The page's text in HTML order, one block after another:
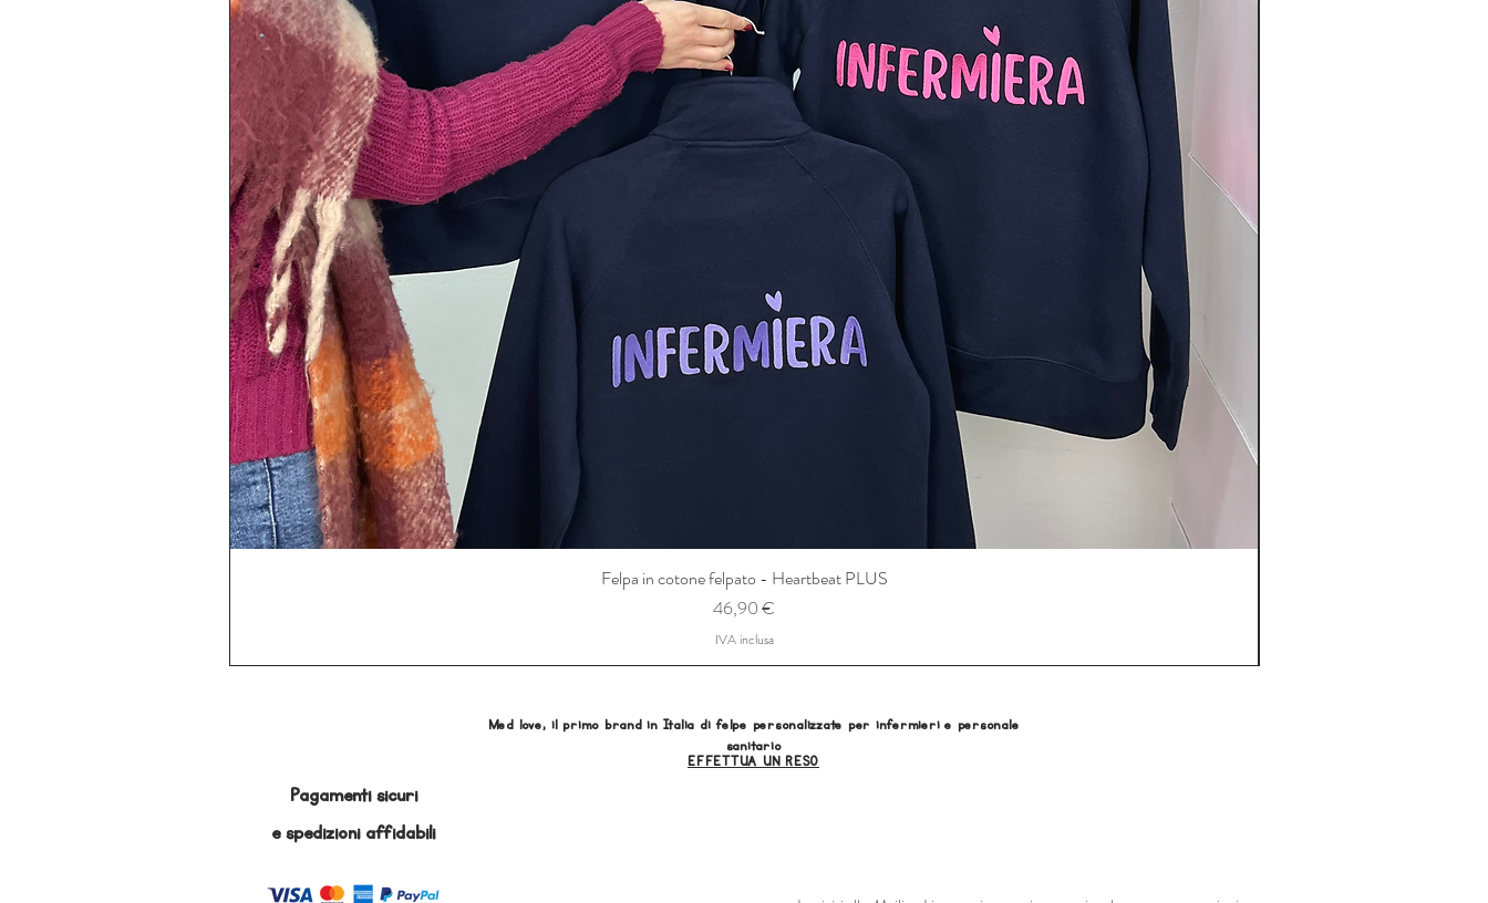
Felpa in cotone felpato - Heartbeat PLUS
Prezzo
46,90 €
IVA inclusa
Pagamenti sicuri
espedizioni affidabili
Med love, il primo brand in Italia di felpe personalizzate per infermieri e personale
sanitario
EFFETTUA UN RESO